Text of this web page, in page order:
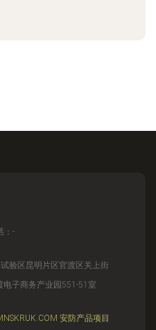
：-
验区昆明片区官渡区关上街
子商务产业园551-51室
安防产品项目